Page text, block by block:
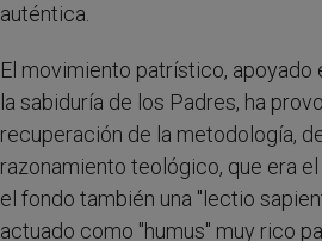
auténtica.
El movimiento patrístico, apoyado
la sabiduría de los Padres, ha
recuperación de la metodología,
razonamiento teológico, que era
el fondo también una "lectio
actuado como "humus" muy rico